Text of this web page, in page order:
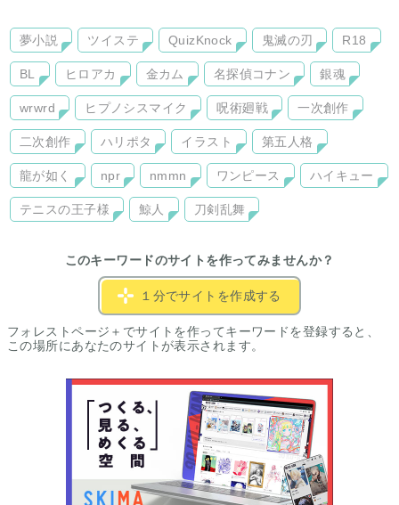
夢小説 ツイステ QuizKnock 鬼滅の刃 R18
BL ヒロアカ 金カム 名探偵コナン 銀魂
wrwrd ヒプノシスマイク 呪術廻戦 一次創作
二次創作 ハリポタ イラスト 第五人格
龍が如く npr nmmn ワンピース ハイキュー
テニスの王子様 鯨人 刀剣乱舞
このキーワードのサイトを作ってみませんか？
１分でサイトを作成する
フォレストページ＋でサイトを作ってキーワードを登録すると、
この場所にあなたのサイトが表示されます。